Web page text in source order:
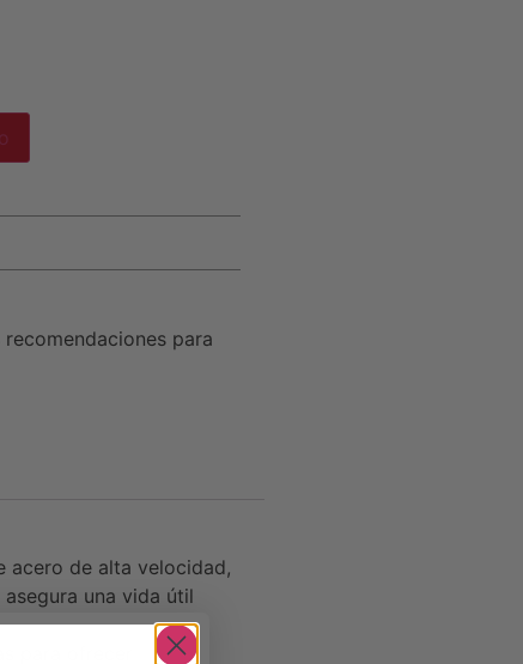
para
acero de alta velocidad,
una vida útil
para ofrecer